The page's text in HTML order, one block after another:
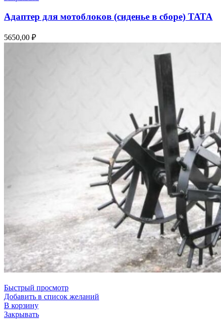
Адаптер для мотоблоков (сиденье в сборе) ТАТА
5650,00 ₽
Быстрый просмотр
Добавить в список желаний
В корзину
Закрывать